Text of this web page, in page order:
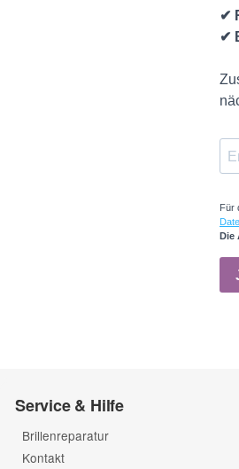
Service & Hilfe
Brillenreparatur
Kontakt